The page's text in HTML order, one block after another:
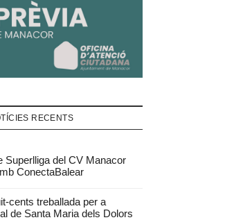
RECENTS
Superlliga del CV Manacor
ConectaBalear
cents treballada per a
de Santa Maria dels Dolors